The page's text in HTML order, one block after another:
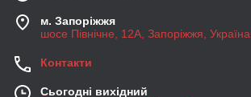
м. Запоріжжя
шосе Північне, 12А, Запоріжжя, Україна
Контакти
Сьогодні вихідний